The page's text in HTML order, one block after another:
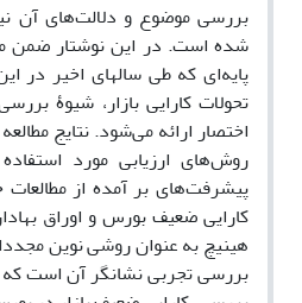
بررسی موضوع و دلالت‌های آن
شده است. در این نوشتار ضمن
پایه‌ای که طی سالهای اخیر در
تحولات کارایی بازار، شیوۀ
اختصار ارائه می‌شود. نتایج
روش‌های ارزیابی مورد
پیشرفت‌های بر آمده از
هینیچ به عنوان روشی نوین
بررسی تجربی نشانگر آن است